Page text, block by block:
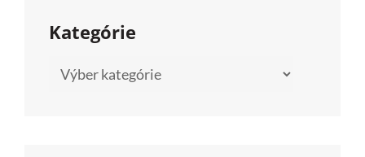
Kategórie
Kategórie